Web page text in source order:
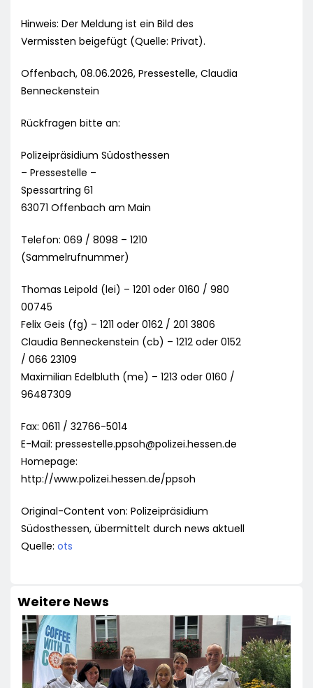
Hinweis: Der Meldung ist ein Bild des
Vermissten beigefügt (Quelle: Privat).
Offenbach, 08.06.2026, Pressestelle, Claudia
Benneckenstein
Rückfragen bitte an:
Polizeipräsidium Südosthessen
– Pressestelle –
Spessartring 61
63071 Offenbach am Main
Telefon: 069 / 8098 – 1210
(Sammelrufnummer)
Thomas Leipold (lei) – 1201 oder 0160 / 980
00745
Felix Geis (fg) – 1211 oder 0162 / 201 3806
Claudia Benneckenstein (cb) – 1212 oder 0152
/ 066 23109
Maximilian Edelbluth (me) – 1213 oder 0160 /
96487309
Fax: 0611 / 32766-5014
E-Mail: pressestelle.ppsoh@polizei.hessen.de
Homepage:
http://www.polizei.hessen.de/ppsoh
Original-Content von: Polizeipräsidium
Südosthessen, übermittelt durch news aktuell
Quelle: ots
Weitere News